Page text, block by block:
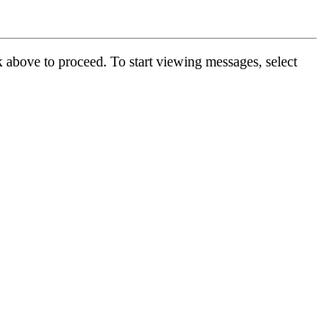
to proceed. To start viewing messages, select